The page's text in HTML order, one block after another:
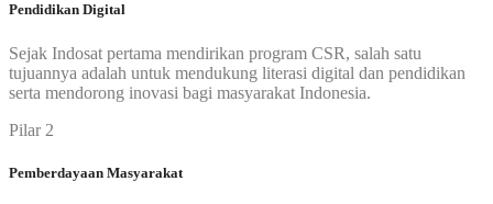
Pendidikan Digital
Sejak Indosat pertama mendirikan program CSR, salah satu
tujuannya adalah untuk mendukung literasi digital dan pendidikan
serta mendorong inovasi bagi masyarakat Indonesia.
Pilar 2
Pemberdayaan Masyarakat